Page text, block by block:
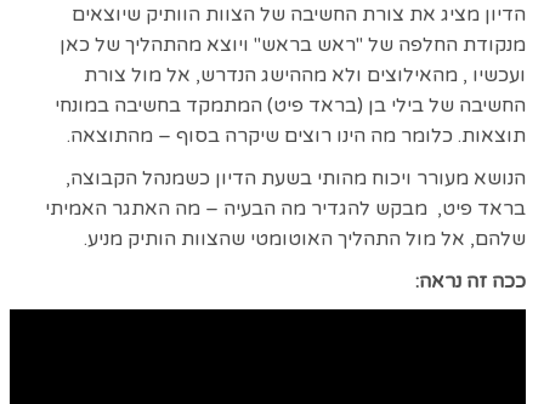
הדיון מציג את צורת החשיבה של הצוות הוותיק שיוצאים
מנקודת החלפה של "ראש בראש" ויוצא מהתהליך של כאן
ועכשיו , מהאילוצים ולא מההישג הנדרש, אל מול צורת
החשיבה של בילי בן (בראד פיט) המתמקד בחשיבה במונחי
תוצאות. כלומר מה הינו רוצים שיקרה בסוף – מהתוצאה.
הנושא מעורר ויכוח מהותי בשעת הדיון כשמנהל הקבוצה,
בראד פיט, מבקש להגדיר מה הבעיה – מה האתגר האמיתי
שלהם, אל מול התהליך האוטומטי שהצוות הותיק מניע.
ככה זה נראה: